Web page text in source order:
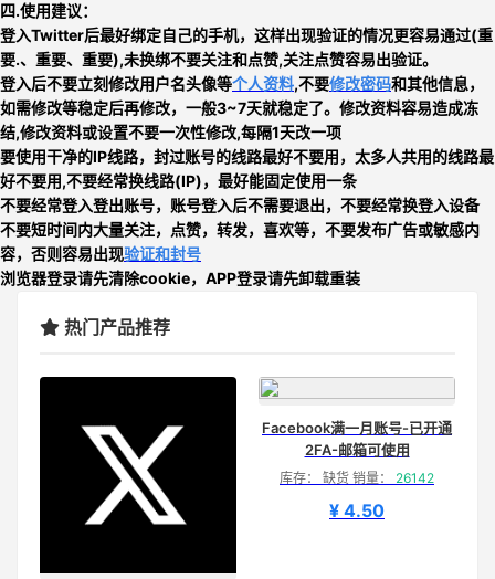
四.使用建议：
登入Twitter后最好绑定自己的手机，这样出现验证的情况更容易通过(重
要.、重要、重要),未换绑不要关注和点赞,关注点赞容易出验证。
登入后不要立刻修改用户名头像等个人资料,不要修改密码和其他信息，
如需修改等稳定后再修改，一般3~7天就稳定了。修改资料容易造成冻
结,修改资料或设置不要一次性修改,每隔1天改一项
要使用干净的IP线路，封过账号的线路最好不要用，太多人共用的线路最
好不要用,不要经常换线路(IP)，最好能固定使用一条
不要经常登入登出账号，账号登入后不需要退出，不要经常换登入设备
不要短时间内大量关注，点赞，转发，喜欢等， 不要发布广告或敏感内
容，否则容易出现验证和封号
浏览器登录请先清除cookie，APP登录请先卸载重装
热门产品推荐
Facebook满一月账号-已开通
2FA-邮箱可使用
库存： 缺货 销量： 26142
¥ 4.50